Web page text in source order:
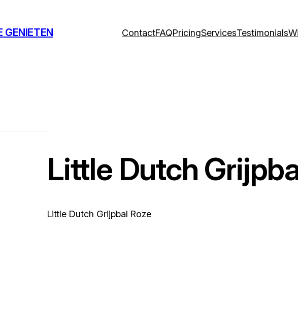
GENIETEN ContactFAQPricingServicesTestimonials
Little Dutch
Little Dutch Grijpbal Roze